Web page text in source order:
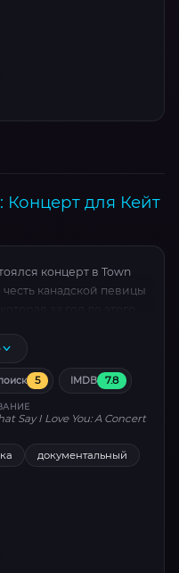
создают дуэт, где юмор
психологию без
даже в самой глубокой
для Кейт
концерт в Town
канадской певицы
5 IMDB 7.8
Say I Love You: A Concert
документальный